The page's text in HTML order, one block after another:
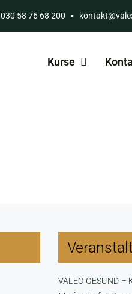
030 58 76 68 200 ▪
Kurse
VALEO GESUND –